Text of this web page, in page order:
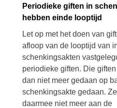
Periodieke giften in
hebben einde looptijd
Let op met het doen van
afloop van de looptijd van
schenkingsakten
periodieke giften. Die
dan niet meer gedaan op
schenkingsakte gedaan.
daarmee niet meer aan de